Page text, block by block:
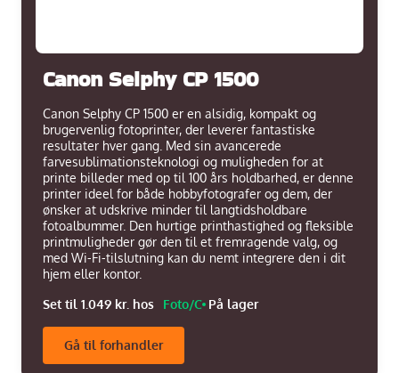
Canon Selphy CP 1500
Canon Selphy CP 1500 er en alsidig, kompakt og
brugervenlig fotoprinter, der leverer fantastiske
resultater hver gang. Med sin avancerede
farvesublimationsteknologi og muligheden for at
printe billeder med op til 100 års holdbarhed, er denne
printer ideel for både hobbyfotografer og dem, der
ønsker at udskrive minder til langtidsholdbare
fotoalbummer. Den hurtige printhastighed og fleksible
printmuligheder gør den til et fremragende valg, og
med Wi-Fi-tilslutning kan du nemt integrere den i dit
hjem eller kontor.
Set til 1.049 kr. hos
Foto/C På lager
Gå til forhandler